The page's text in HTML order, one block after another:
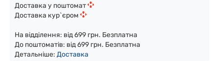
Доставка у поштомат
Доставка кур`єром
На відділення: від 699 грн. Безплатна
До поштоматів: від 699 грн. Безплатна
Детальніше: Доставка